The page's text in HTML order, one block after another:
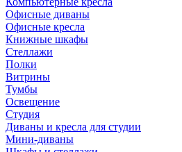
Офисные диваны
Офисные кресла
Книжные шкафы
Стеллажи
Полки
Витрины
Тумбы
Освещение
Студия
Диваны и кресла для студии
Мини-диваны